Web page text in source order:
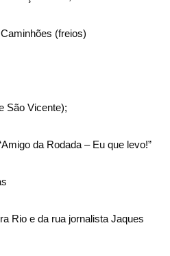
(freios)
São Vicente);
da Rodada – Eu que levo!”
Rio e da rua jornalista Jaques